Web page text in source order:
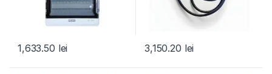
1,633.50 lei 3,150.20 lei